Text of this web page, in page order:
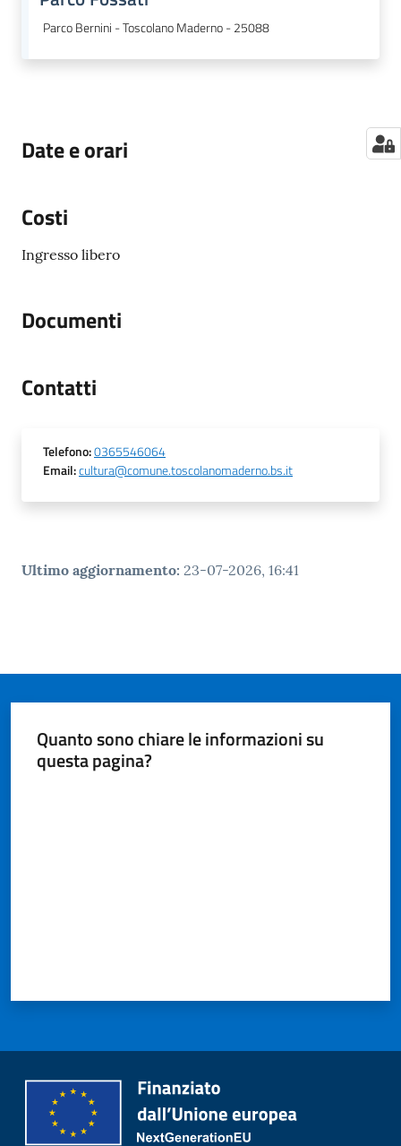
Parco Bernini - Toscolano Maderno - 25088
Date e orari
Costi
Ingresso libero
Documenti
Contatti
Telefono:0365546064
Email:cultura@comune.toscolanomaderno.bs.it
Ultimo aggiornamento: 23-07-2026, 16:41
Quanto sono chiare le informazioni su
questa pagina?